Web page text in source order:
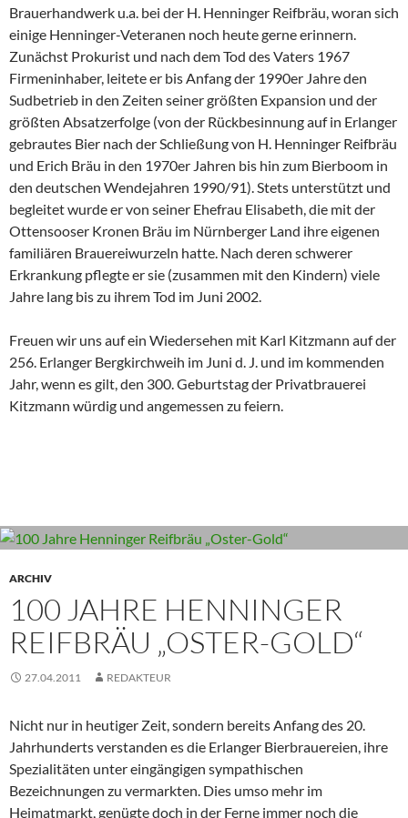
Brauerhandwerk u.a. bei der H. Henninger Reifbräu, woran sich
einige Henninger-Veteranen noch heute gerne erinnern.
Zunächst Prokurist und nach dem Tod des Vaters 1967
Firmeninhaber, leitete er bis Anfang der 1990er Jahre den
Sudbetrieb in den Zeiten seiner größten Expansion und der
größten Absatzerfolge (von der Rückbesinnung auf in Erlanger
gebrautes Bier nach der Schließung von H. Henninger Reifbräu
und Erich Bräu in den 1970er Jahren bis hin zum Bierboom in
den deutschen Wendejahren 1990/91). Stets unterstützt und
begleitet wurde er von seiner Ehefrau Elisabeth, die mit der
Ottensooser Kronen Bräu im Nürnberger Land ihre eigenen
familiären Brauereiwurzeln hatte. Nach deren schwerer
Erkrankung pflegte er sie (zusammen mit den Kindern) viele
Jahre lang bis zu ihrem Tod im Juni 2002.
Freuen wir uns auf ein Wiedersehen mit Karl Kitzmann auf der
256. Erlanger Bergkirchweih im Juni d. J. und im kommenden
Jahr, wenn es gilt, den 300. Geburtstag der Privatbrauerei
Kitzmann würdig und angemessen zu feiern.
ARCHIV
100 JAHRE HENNINGER
REIFBRÄU „OSTER-GOLD“
27.04.2011 REDAKTEUR
Nicht nur in heutiger Zeit, sondern bereits Anfang des 20.
Jahrhunderts verstanden es die Erlanger Bierbrauereien, ihre
Spezialitäten unter eingängigen sympathischen
Bezeichnungen zu vermarkten. Dies umso mehr im
Heimatmarkt, genügte doch in der Ferne immer noch die